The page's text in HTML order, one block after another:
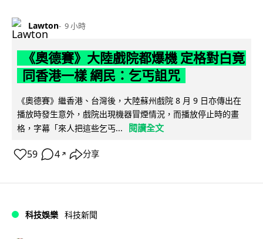
Lawton 9 小時
《奧德賽》大陸戲院都爆機 定格對白竟
同香港一樣 網民：乞丐詛咒
《奧德賽》繼香港、台灣後，大陸蘇州戲院 8 月 9 日亦傳出在
播放時發生意外，戲院出現機器冒煙情況，而播放停止時的畫
格，字幕「來人把這些乞丐...
閱讀全文
59 4 ↗ 分享
科技娛樂 科技新聞